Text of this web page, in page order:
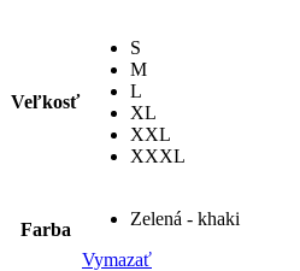
Veľkosť
S
M
L
XL
XXL
XXXL
Farba
Zelená - khaki
Vymazať